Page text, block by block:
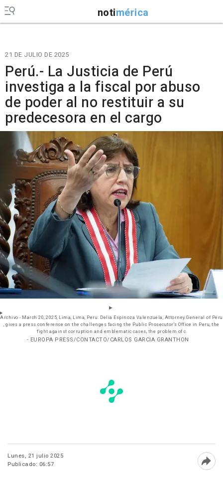
notimérica
21 DE JULIO DE 2025
Perú.- La Justicia de Perú
investiga a la fiscal por abuso
de poder al no restituir a su
predecesora en el cargo
Archivo - March 20, 2025, Lima, Lima, Peru: Delia Espinoza Valenzuela, Attorney General of Peru
, gives a press conference on the challenges facing the Public Prosecutor's Office in Peru, the
fight against corruption and emblematic cases, the problem of c
- EUROPA PRESS/CONTACTO/CARLOS GARCIA GRANTHON
Lunes, 21 julio 2025
Publicado: 06:57